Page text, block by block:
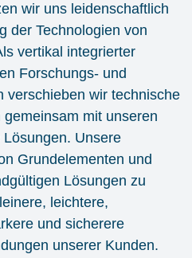
wir uns leidenschaftlich
der Technologien von
vertikal integrierter
Forschungs- und
verschieben wir technische
mit unseren
Unsere
Grundelementen und
Lösungen zu
leichtere,
und sicherere
unserer Kunden.